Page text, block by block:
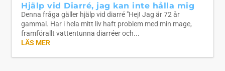
Hjälp vid Diarré, jag kan inte hålla mig
Denna fråga gäller hjälp vid diarré "Hej! Jag är 72 år
gammal. Har i hela mitt liv haft problem med min mage,
framförallt vattentunna diarréer och...
LÄS MER